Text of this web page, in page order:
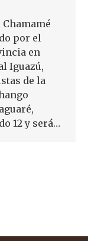
por el
en
Iguazú,
de la
12 y será…